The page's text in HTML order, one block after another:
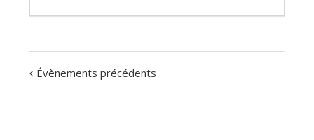
Évènements précédents